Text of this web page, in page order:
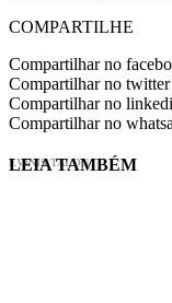
COMPARTILHE
Compartilhar no
Compartilhar no twitter
Compartilhar no
Compartilhar no
EVINIS TALON
LEIA TAMBÉM